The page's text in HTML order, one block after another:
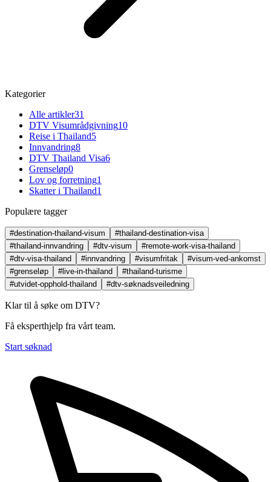
Kategorier
Alle artikler31
DTV Visumrådgivning10
Reise i Thailand5
Innvandring8
DTV Thailand Visa6
Grenseløp0
Lov og forretning1
Skatter i Thailand1
Populære tagger
#destination-thailand-visum
#thailand-destination-visa
#thailand-innvandring
#dtv-visum
#remote-work-visa-thailand
#dtv-visa-thailand
#innvandring #visumfritak
#visum-ved-ankomst
#grenseløp
#live-in-thailand
#thailand-turisme
#utvidet-opphold-thailand
#dtv-søknadsveiledning
Klar til å søke om DTV?
Få eksperthjelp fra vårt team.
Start søknad